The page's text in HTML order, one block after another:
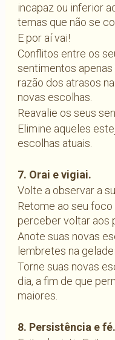
incapaz ou inferior
temas que não se
E por aí vai!
Conflitos entre os
sentimentos
razão dos atrasos
novas escolhas.
Reavalie os seus
Elimine aqueles
escolhas atuais.
7. Orai e vigiai.
Volte a observar a
Retome ao seu
perceber voltar aos
Anote suas novas
lembretes na
Torne suas novas
dia, a fim de que
maiores.
8. Persistência e fé.